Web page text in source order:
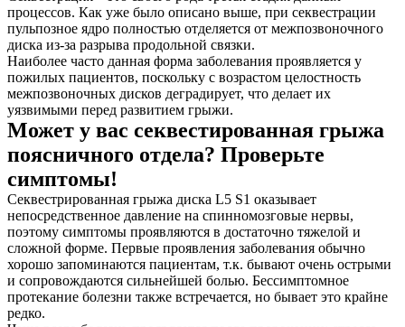
процессов. Как уже было описано выше, при секвестрации
пульпозное ядро полностью отделяется от межпозвоночного
диска из-за разрыва продольной связки.
Наиболее часто данная форма заболевания проявляется у
пожилых пациентов, поскольку с возрастом целостность
межпозвоночных дисков деградирует, что делает их
уязвимыми перед развитием грыжи.
Может у вас секвестированная грыжа
поясничного отдела? Проверьте
симптомы!
Секвестрированная грыжа диска L5 S1 оказывает
непосредственное давление на спинномозговые нервы,
поэтому симптомы проявляются в достаточно тяжелой и
сложной форме. Первые проявления заболевания обычно
хорошо запоминаются пациентам, т.к. бывают очень острыми
и сопровождаются сильнейшей болью. Бессимптомное
протекание болезни также встречается, но бывает это крайне
редко.